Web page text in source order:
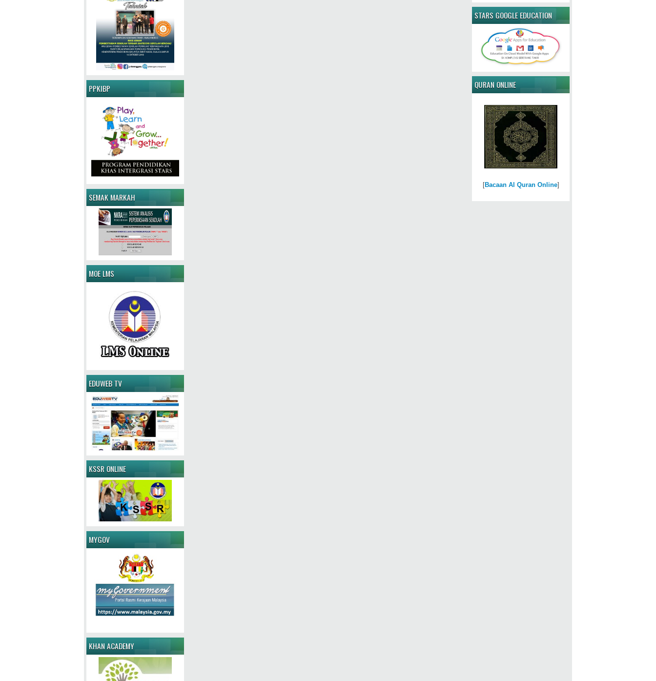
STARS GOOGLE EDUCATION
QURAN ONLINE
[Bacaan Al Quran Online]
PPKIBP
SEMAK MARKAH
MOE LMS
EDUWEB TV
KSSR ONLINE
MYGOV
KHAN ACADEMY